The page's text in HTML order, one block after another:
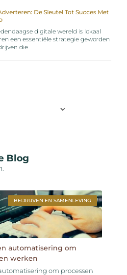
De Sleutel Tot Succes Met
digitale wereld is lokaal
een essentiële strategie geworden
die
Blog
BEDRIJVEN EN SAMENLEVING
automatisering om
werken
om processen